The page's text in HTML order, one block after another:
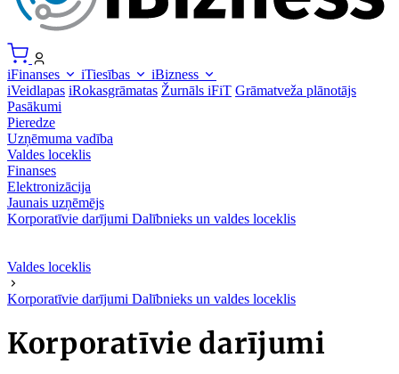
iFinanses iTiesības
iBizness
iVeidlapas iRokasgrāmatas Žurnāls iFiT Grāmatveža plānotājs
Pasākumi
Pieredze
Uzņēmuma vadība
Valdes loceklis
Finanses
Elektronizācija
Jaunais uzņēmējs
Korporatīvie darījumi Dalībnieks un valdes loceklis
Valdes loceklis
Korporatīvie darījumi Dalībnieks un valdes loceklis
Korporatīvie darījumi